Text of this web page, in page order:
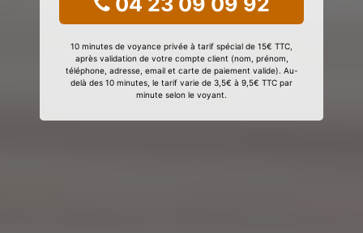
10 minutes de voyance privée à tarif spécial de 15€ TTC,
après validation de votre compte client (nom, prénom,
téléphone, adresse, email et carte de paiement valide). Au-
delà des 10 minutes, le tarif varie de 3,5€ à 9,5€ TTC par
minute selon le voyant.